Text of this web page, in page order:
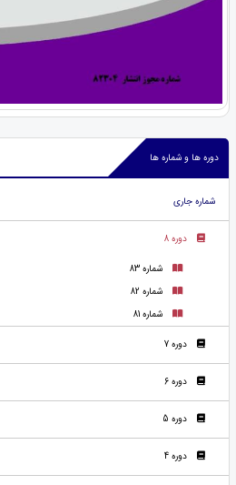
دوره ها و شماره ها
شماره جاری
دوره 8
شماره 83
شماره 82
شماره 81
دوره 7
دوره 6
دوره 5
دوره 4